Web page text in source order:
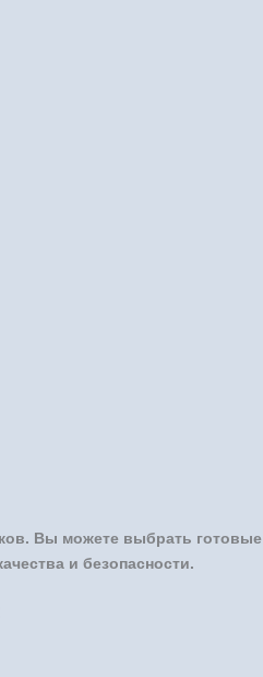
Вы можете выбрать готовые
и безопасности.